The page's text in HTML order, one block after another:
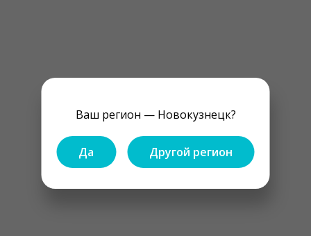
Ваш регион — Новокузнецк?
Да Другой регион